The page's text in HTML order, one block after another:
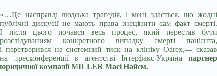
«…Це насправді людська трагедія, і мені здається, що жодні
публічні дискусії не мають права знецінити сам факт смерті.
І після цього почався весь процес, який перестав бути
розслідуванням конкретного випадку смерті пацієнта,
і перетворився на системний тиск на клініку Odrex,— сказав
на пресконференції в агентстві Інтерфакс-Україна партнер
юридичної компаніїMILLER Масі Найєм.